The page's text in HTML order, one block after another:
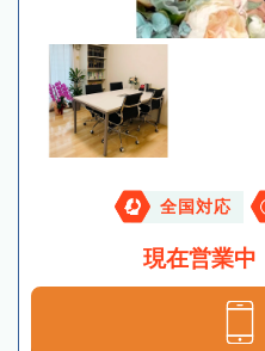
全国対応
現在営業中